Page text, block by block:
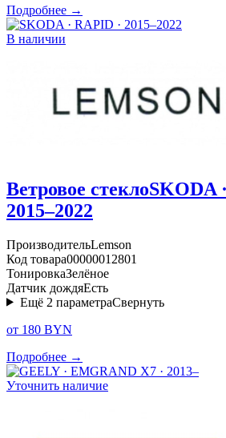
Подробнее →
В наличии
Ветровое стеклоSKODA
2015–2022
ПроизводительLemson
Код товара00000012801
ТонировкаЗелёное
Датчик дождяЕсть
Ещё 2 параметраСвернуть
от 180 BYN
Подробнее →
Уточнить наличие